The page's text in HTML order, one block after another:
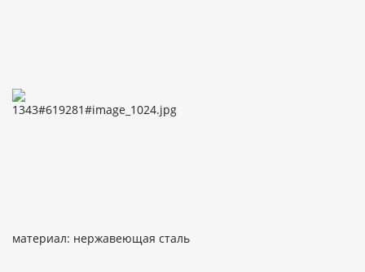
материал: нержавеющая сталь